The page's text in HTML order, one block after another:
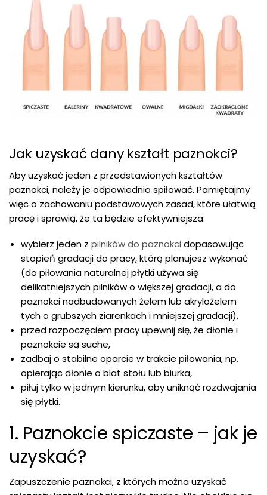
Jak uzyskać dany kształt paznokci?
Aby uzyskać jeden z przedstawionych kształtów
paznokci, należy je odpowiednio spiłować. Pamiętajmy
więc o zachowaniu podstawowych zasad, które ułatwią
pracę i sprawią, że ta będzie efektywniejsza:
wybierz jeden z pilników do paznokci dopasowując
stopień gradacji do pracy, którą planujesz wykonać
(do piłowania naturalnej płytki używa się
delikatniejszych pilników o większej gradacji, a do
paznokci nadbudowanych żelem lub akrylożelem
tych o grubszych ziarenkach i mniejszej gradacji),
przed rozpoczęciem pracy upewnij się, że dłonie i
paznokcie są suche,
zadbaj o stabilne oparcie w trakcie piłowania, np.
opierając dłonie o blat stołu lub biurka,
piłuj tylko w jednym kierunku, aby uniknąć rozdwajania
się płytki.
1. Paznokcie spiczaste – jak je
uzyskać?
Zapuszczenie paznokci, z których można uzyskać